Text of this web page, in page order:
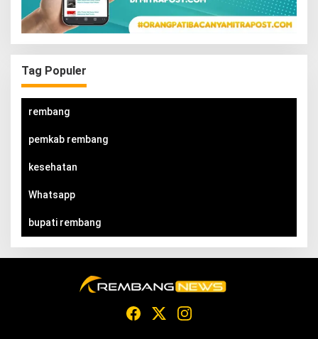
Tag Populer
rembang
pemkab rembang
kesehatan
Whatsapp
bupati rembang